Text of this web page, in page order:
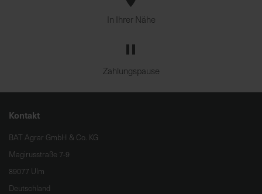
In Ihrer Nähe
Zahlungspause
Kontakt
BAT Agrar GmbH & Co. KG
Magirusstraße 7-9
89077 Ulm
Deutschland